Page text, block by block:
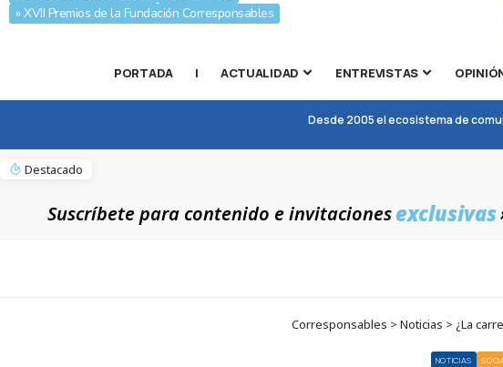
» XVII Premios de la Fundación Corresponsables
PORTADA | ACTUALIDAD ENTREVISTAS
Desde 2005 el ecosistema de
Destacado
Suscríbete para contenido e invitacionesexclusivas
Corresponsables > Noticias > ¿La
NOTICIAS